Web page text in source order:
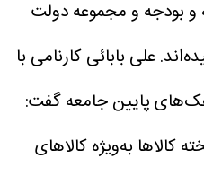
و بودجه و مجموعه دولت
علی بابائی کارنامی با
پایین جامعه گفت:
کالاها به‌ویژه کالاهای